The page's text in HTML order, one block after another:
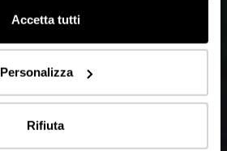
Accetta tutti
Personalizza
Rifiuta